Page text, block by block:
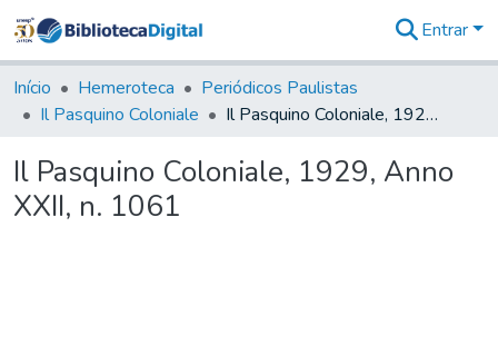
&
Coleções
Tudo na
Digital
Entrar
Início Hemeroteca
Periódicos Paulistas
Il Pasquino Coloniale
Il Pasquino Coloniale, 1929, Anno XXII, n. 1061
Il Pasquino Coloniale, 1929, Anno
XXII, n. 1061